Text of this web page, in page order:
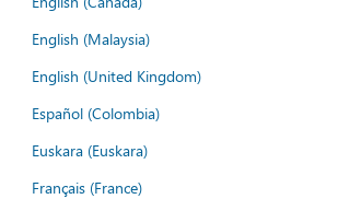
English (Malaysia)
English (United Kingdom)
Español (Colombia)
Euskara (Euskara)
Français (France)